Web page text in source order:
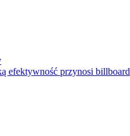
efektywność przynosi billboard